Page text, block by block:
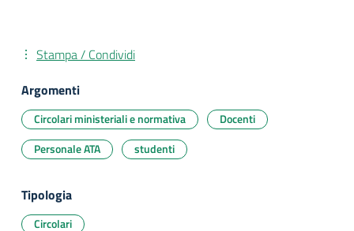
Stampa / Condividi
Argomenti
Circolari ministeriali e normativa
Docenti
Personale ATA
studenti
Tipologia
Circolari